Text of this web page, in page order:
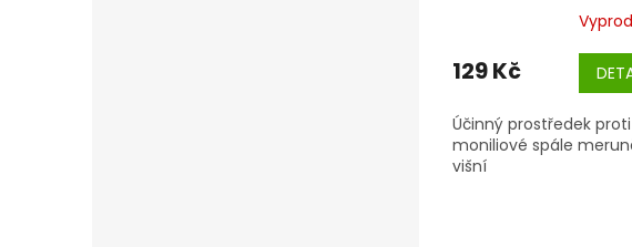
129 Kč
Účinný prostředek proti
moniliové spále
višní